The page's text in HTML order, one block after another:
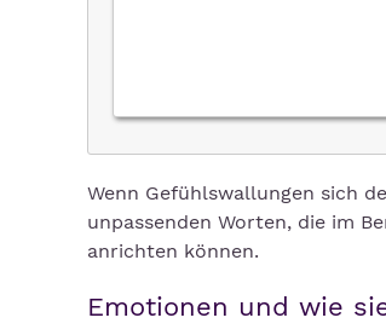
Wenn Gefühlswallungen sich
unpassenden Worten, die im
anrichten können.
Emotionen und wie